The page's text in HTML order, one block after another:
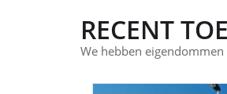
RECENT
We hebben